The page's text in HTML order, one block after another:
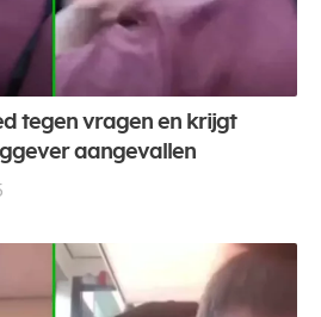
tegen vragen en krijgt
aangevallen